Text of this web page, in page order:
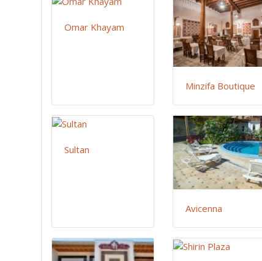
Omar Khayam
Minzifa Boutique
Sultan
Avicenna